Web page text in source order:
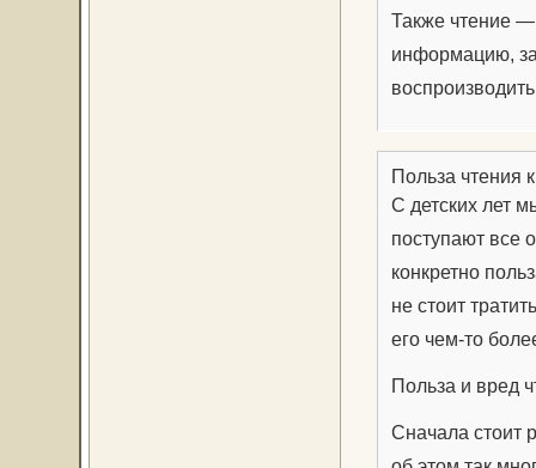
Также чтение —
информацию,
Польза чтения
С детских лет
поступают все
конкретно
не стоит
его чем-то
Польза и вред
Сначала стоит